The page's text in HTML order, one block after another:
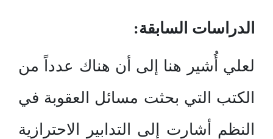
الدراسات السابقة:
لعلي أُشير هنا إلى أن هناك عدداً من
الكتب التي بحثت مسائل العقوبة في
النظم أشارت إلى التدابير الاحترازية